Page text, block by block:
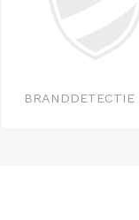
BRANDDETECTIE